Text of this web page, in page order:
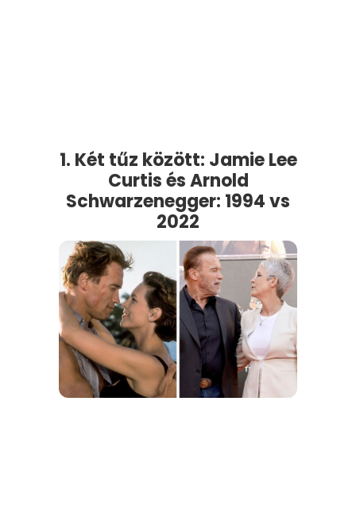
1. Két tűz között: Jamie Lee
Curtis és Arnold
Schwarzenegger: 1994 vs
2022